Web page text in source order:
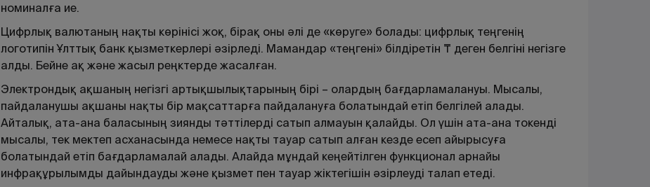
номиналға ие.
Цифрлық валютаның нақты көрінісі жоқ, бірақ оны әлі де «көруге» болады: цифрлық теңгенің
логотипін Ұлттық банк қызметкерлері әзірледі. Мамандар «теңгені» білдіретін ₸ деген белгіні негізге
алды. Бейне ақ және жасыл реңктерде жасалған.
Электрондық ақшаның негізгі артықшылықтарының бірі – олардың бағдарламалануы. Мысалы,
пайдаланушы ақшаны нақты бір мақсаттарға пайдалануға болатындай етіп белгілей алады.
Айталық, ата-ана баласының зиянды тәттілерді сатып алмауын қалайды. Ол үшін ата-ана токенді
мысалы, тек мектеп асханасында немесе нақты тауар сатып алған кезде есеп айырысуға
болатындай етіп бағдарламалай алады. Алайда мұндай кеңейтілген функционал арнайы
инфрақұрылымды дайындауды және қызмет пен тауар жіктегішін әзірлеуді талап етеді.